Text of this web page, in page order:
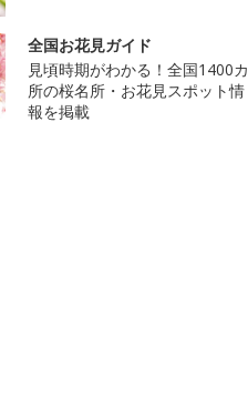
全国お花見ガイド
見頃時期がわかる！全国1400カ
所の桜名所・お花見スポット情
報を掲載